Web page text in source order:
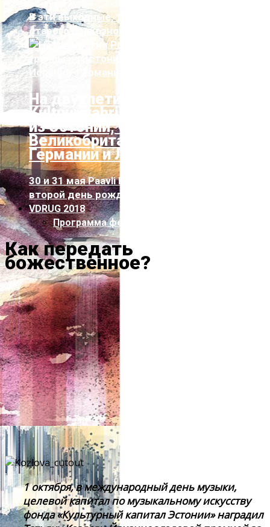
В эти выходные, 11–13 июля, в здании
старого совхозного техникума пройдет н...
На двухлетии Paavli
Kultuurivabrik выступят группы
из Эстонии, США,
Великобритании, Испании,
Германии и Литвы
30 и 31 мая Paavli Kultuurivabrik отметит свой
второй день рождения масштаб...
VDRUG 2018
Программа фестиваля
Как передать
божественное?
1 октября, в международный день музыки,
целевой капитал по музыкальному искусству
фонда «Культурный капитал Эстонии» наградил